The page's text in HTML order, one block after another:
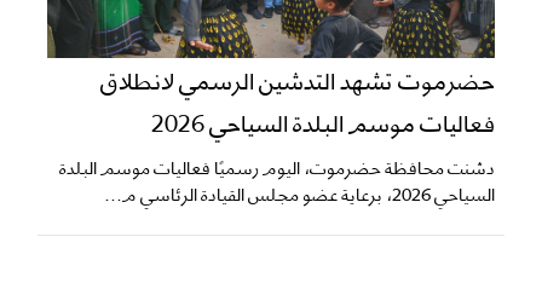
حضرموت تشهد التدشين الرسمي لانطلاق
فعاليات موسم البلدة السياحي 2026
دشنت محافظة حضرموت، اليوم رسميًا فعاليات موسم البلدة
السياحي 2026، برعاية عضو مجلس القيادة الرئاسي م...